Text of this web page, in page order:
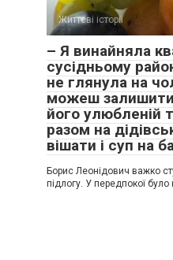
Життєві історії
– Я винайняла
сусідньому
не глянула на
можеш
його улюбленій
разом на
вішати і суп на
Борис Леонідович важко
підлогу. У передпокої